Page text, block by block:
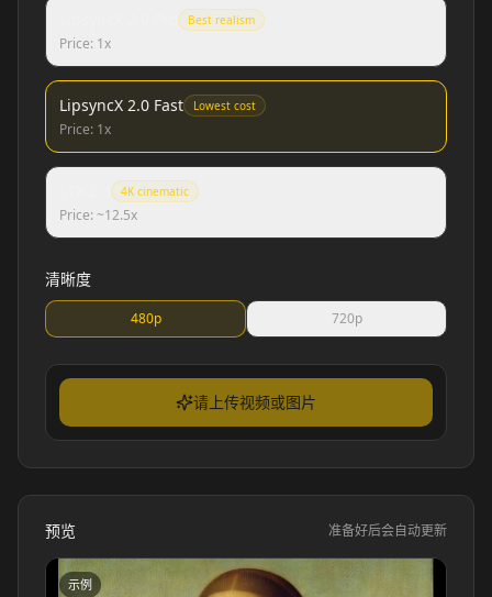
Best realism
Price: 1x
LipsyncX 2.0 Fast Lowest cost
Price: 1x
4K cinematic
Price: ~12.5x
清晰度
480p 720p
请上传视频或图片
预览 准备好后会自动更新
示例